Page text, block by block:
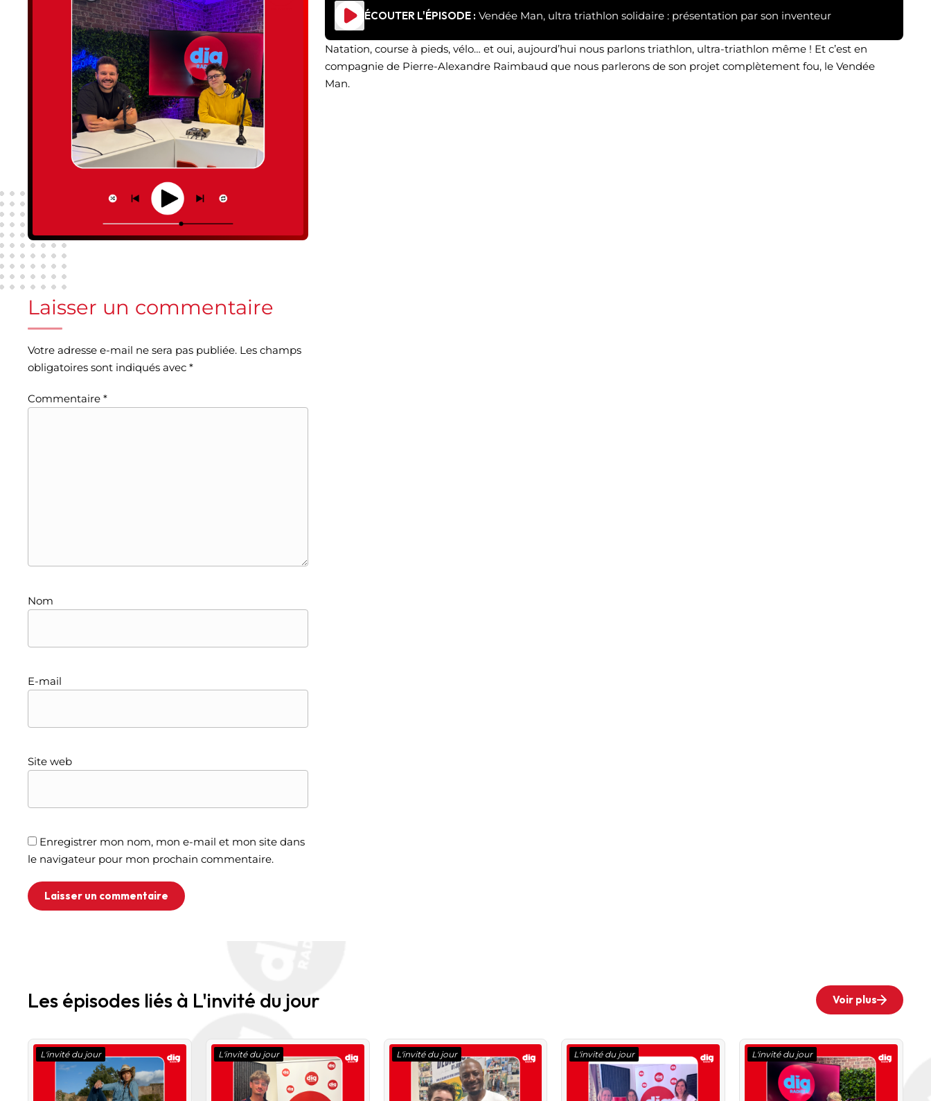
ÉCOUTER L'ÉPISODE : Vendée Man, ultra triathlon solidaire : présentation par son inventeur
Natation, course à pieds, vélo… et oui, aujourd’hui nous parlons triathlon, ultra-triathlon même ! Et c’est en
compagnie de Pierre-Alexandre Raimbaud que nous parlerons de son projet complètement fou, le Vendée
Man.
Laisser un commentaire
Votre adresse e-mail ne sera pas publiée. Les champs
obligatoires sont indiqués avec *
Commentaire *
Nom
E-mail
Site web
Enregistrer mon nom, mon e-mail et mon site dans
le navigateur pour mon prochain commentaire.
Les épisodes liés à L'invité du jour Voir plus
L'invité du jour L'invité du jour L'invité du jour L'invité du jour L'invité du jour